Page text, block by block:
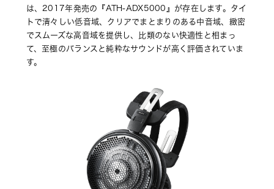
は、2017年発売の『ATH-ADX5000』が存在します。タイ
トで清々しい低音域、クリアでまとまりのある中音域、緻密
でスムーズな高音域を提供し、比類のない快適性と相まっ
て、至極のバランスと純粋なサウンドが高く評価されていま
す。